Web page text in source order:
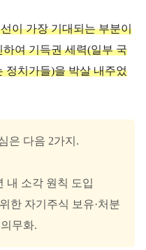
이 가장 기대되는 부분이
여 기득권 세력(일부 국
정치가들)을 박살 내주었
은 다음 2가지.
내 소각 원칙 도입
한 자기주식 보유·처분
무화.